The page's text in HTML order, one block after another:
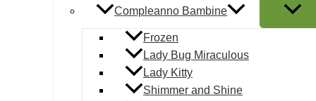
Compleanno Bambine
Frozen
Lady Bug Miraculous
Lady Kitty
Shimmer and Shine
Aggiungi questa caramella di lusso alla tua collezione per un